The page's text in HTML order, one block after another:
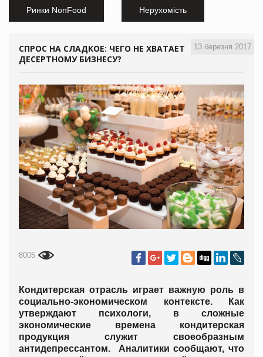
Ринки NonFood Нерухомість
13 березня 2017
СПРОС НА СЛАДКОЕ: ЧЕГО НЕ ХВАТАЕТ
ДЕСЕРТНОМУ БИЗНЕСУ?
8005
Кондитерская отрасль играет важную роль в
социально-экономическом контексте. Как
утверждают психологи, в сложные
экономические времена кондитерская
продукция служит своеобразным
антидепрессантом. Аналитики сообщают, что